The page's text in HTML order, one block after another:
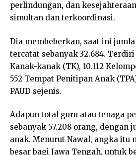
perlindungan, dan
simultan dan terkoordinasi.
Dia membeberkan, saat ini
tercatat sebanyak 32.684. Terdiri
Kanak-kanak (TK), 10.112
552 Tempat Penitipan Anak
PAUD sejenis.
Adapun total guru atau tenaga
sebanyak 57.208 orang, dengan
anak. Menurut Nawal, angka itu
besar bagi Jawa Tengah, untuk